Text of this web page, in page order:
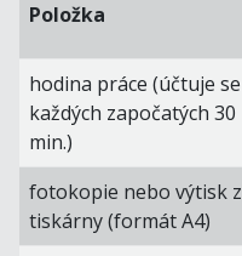
Položka
hodina práce (účtuje se
každých započatých 30
min.)
fotokopie nebo výtisk z
tiskárny (formát A4)